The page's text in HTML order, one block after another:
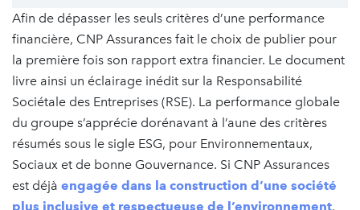
Afin de dépasser les seuls critères d’une performance
financière, CNP Assurances fait le choix de publier pour
la première fois son rapport extra financier. Le document
livre ainsi un éclairage inédit sur la Responsabilité
Sociétale des Entreprises (RSE). La performance globale
du groupe s’apprécie dorénavant à l’aune des critères
résumés sous le sigle ESG, pour Environnementaux,
Sociaux et de bonne Gouvernance. Si CNP Assurances
est déjà engagée dans la construction d’une société
plus inclusive et respectueuse de l’environnement,